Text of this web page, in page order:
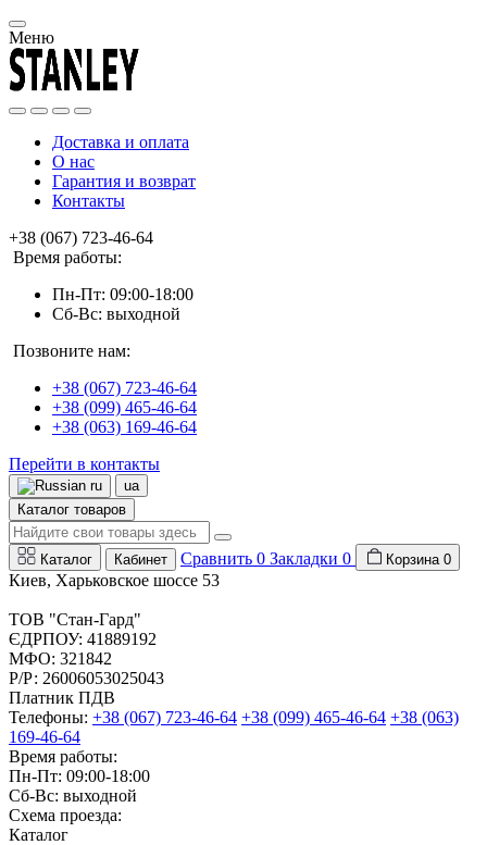
Меню
Доставка и оплата
О нас
Гарантия и возврат
Контакты
+38 (067) 723-46-64
Время работы:
Пн-Пт: 09:00-18:00
Сб-Вс: выходной
Позвоните нам:
+38 (067) 723-46-64
+38 (099) 465-46-64
+38 (063) 169-46-64
Перейти в контакты
ru
ua
Каталог товаров
Каталог Кабинет Сравнить 0 Закладки 0 Корзина 0
Киев, Харьковское шоссе 53
ТОВ "Стан-Гард"
ЄДРПОУ: 41889192
МФО: 321842
Р/Р: 26006053025043
Платник ПДВ
Телефоны: +38 (067) 723-46-64 +38 (099) 465-46-64 +38 (063)
169-46-64
Время работы:
Пн-Пт: 09:00-18:00
Сб-Вс: выходной
Схема проезда:
Каталог